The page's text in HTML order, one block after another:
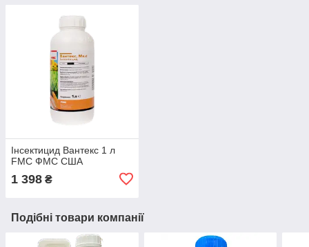
Інсектицид Вантекс 1 л
FMC ФМС США
1 398 ₴
Подібні товари компанії